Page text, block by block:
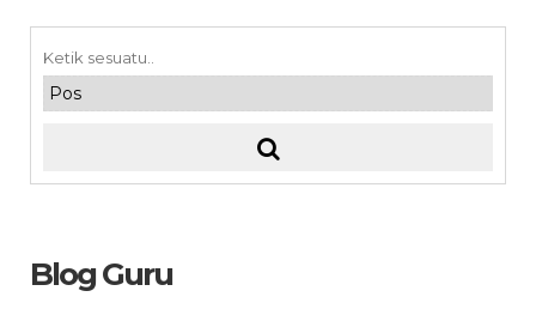
Blog Guru